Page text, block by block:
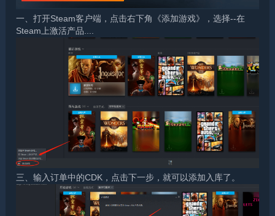
一、打开Steam客户端，点击右下角《添加游戏》，选择--在
Steam上激活产品....
三、输入订单中的CDK，点击下一步，就可以添加入库了。